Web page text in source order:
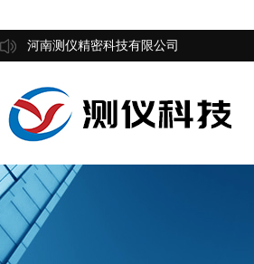
河南测仪精密科技有限公司